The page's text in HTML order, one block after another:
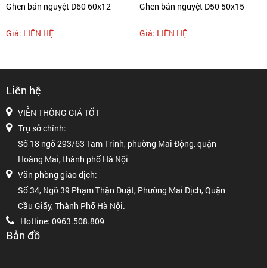
Ghen bán nguyệt D60 60x12
Giá: LIÊN HỆ
Ghen bán nguyệt D50 50x15
Giá: LIÊN HỆ
Liên hệ
VIỄN THÔNG GIÁ TỐT
Trụ sở chính:
Số 18 ngõ 293/63 Tam Trinh, phường Mai Động, quận
Hoàng Mai, thành phố Hà Nội
Văn phòng giao dịch:
Số 34, Ngõ 39 Phạm Thận Duật, Phường Mai Dịch, Quận
Cầu Giấy, Thành Phố Hà Nội.
Hotline: 0963.508.809
Bản đồ